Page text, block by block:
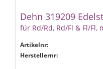
Dehn 319209
für Rd/Rd, Rd/Fl & Fl/Fl,
Artikelnr:
Herstellernr: